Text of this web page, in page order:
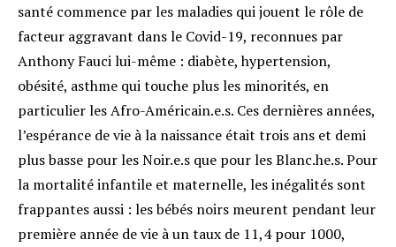
santé commence par les maladies qui jouent le rôle de
facteur aggravant dans le Covid-19, reconnues par
Anthony Fauci lui-même : diabète, hypertension,
obésité, asthme qui touche plus les minorités, en
particulier les Afro-Américain.e.s. Ces dernières années,
l’espérance de vie à la naissance était trois ans et demi
plus basse pour les Noir.e.s que pour les Blanc.he.s. Pour
la mortalité infantile et maternelle, les inégalités sont
frappantes aussi : les bébés noirs meurent pendant leur
première année de vie à un taux de 11,4 pour 1000,